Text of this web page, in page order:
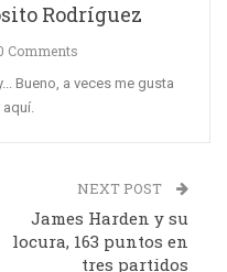
Rodríguez
Comments
Bueno, a veces me gusta
aquí.
NEXT POST
James Harden y su
locura, 163 puntos en
tres partidos